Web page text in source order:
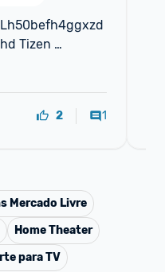
Tizen
2 1
Mercado Livre
Home Theater
para TV